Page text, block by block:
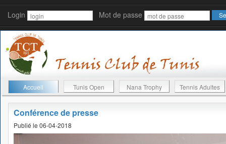
Login Mot de passe
Accueil Tunis Open Nana Trophy Tennis Adultes
Conférence de presse
Publié le 06-04-2018